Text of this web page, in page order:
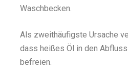
Waschbecken.
Als zweithäufigste Ursache
dass heißes Öl in den
befreien.